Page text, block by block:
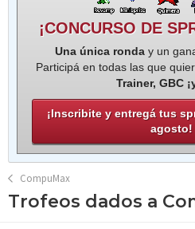
¡CONCURSO DE
Una única ronday un
Participá en todas las que
Trainer, GBC
¡Inscribite y entregá tus
agosto!
CompuMax
Trofeos dados a